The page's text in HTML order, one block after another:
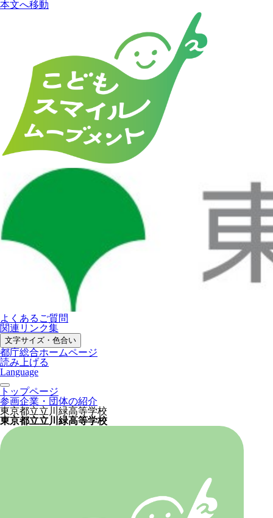
本文へ移動
よくあるご質問
関連リンク集
文字サイズ・色合い
都庁総合ホームページ
読み上げる
Language
トップページ
参画企業・団体の紹介
東京都立立川緑高等学校
東京都立立川緑高等学校